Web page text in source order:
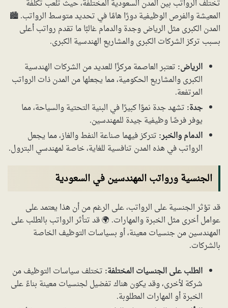
تختلف الرواتب بين المدن السعودية المختلفة، حيث تلعب تكلفة
المعيشة والفرص الوظيفية دورًا هامًا في تحديد متوسط الرواتب. 🏙️
المدن الكبرى مثل الرياض وجدة والدمام غالبًا ما تقدم رواتب أعلى
بسبب تركز الشركات الكبرى والمشاريع الهندسية الكبرى.
الرياض: تعتبر العاصمة مركزًا للعديد من الشركات الهندسية
الكبرى والمشاريع الحكومية، مما يجعلها من المدن ذات الرواتب
المرتفعة.
جدة: تشهد جدة نموًا كبيرًا في البنية التحتية والسياحة، مما
يوفر فرصًا وظيفية جيدة للمهندسين.
الدمام والخبر: تتركز فيهما صناعة النفط والغاز، مما يجعل
الرواتب في هذه المدن تنافسية للغاية، خاصة لمهندسي البترول.
الجنسية ورواتب المهندسين في السعودية
قد تؤثر الجنسية على الرواتب، على الرغم من أن هذا يعتمد على
عوامل أخرى مثل الخبرة والمهارات. 🌍 قد تتأثر الرواتب بالطلب على
المهندسين من جنسيات معينة، أو بسياسات التوظيف الخاصة
بالشركات.
الطلب على الجنسيات المختلفة: تختلف سياسات التوظيف من
شركة لأخرى، وقد يكون هناك تفضيل لجنسيات معينة بناءً على
الخبرة أو المهارات المطلوبة.